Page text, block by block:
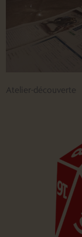
Atelier-découverte